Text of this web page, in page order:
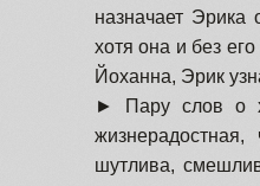
назначает Эрика
хотя она и без
Йоханна, Эрик
► Пару слов о
шутлива,